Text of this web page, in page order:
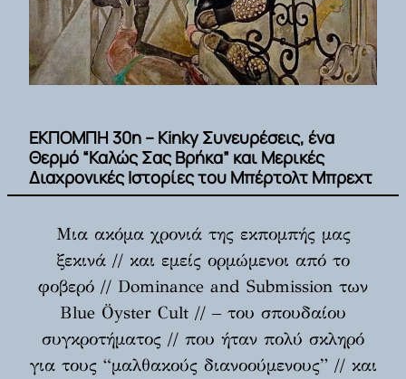
ΕΚΠΟΜΠΗ 30η – Kinky Συνευρέσεις, ένα
Θερμό “Καλώς Σας Βρήκα” και Μερικές
Διαχρονικές Ιστορίες του Μπέρτολτ Μπρεχτ
Μια ακόμα χρονιά της εκπομπής μας
ξεκινά // και εμείς ορμώμενοι από το
φοβερό // Dominance and Submission των
Blue Öyster Cult // – του σπουδαίου
συγκροτήματος // που ήταν πολύ σκληρό
για τους “μαλθακούς διανοούμενους” // και